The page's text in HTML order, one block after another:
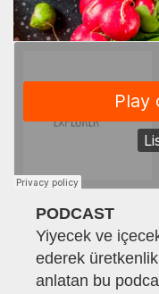
PODCAST
Yiyecek ve
ederek
anlatan bu